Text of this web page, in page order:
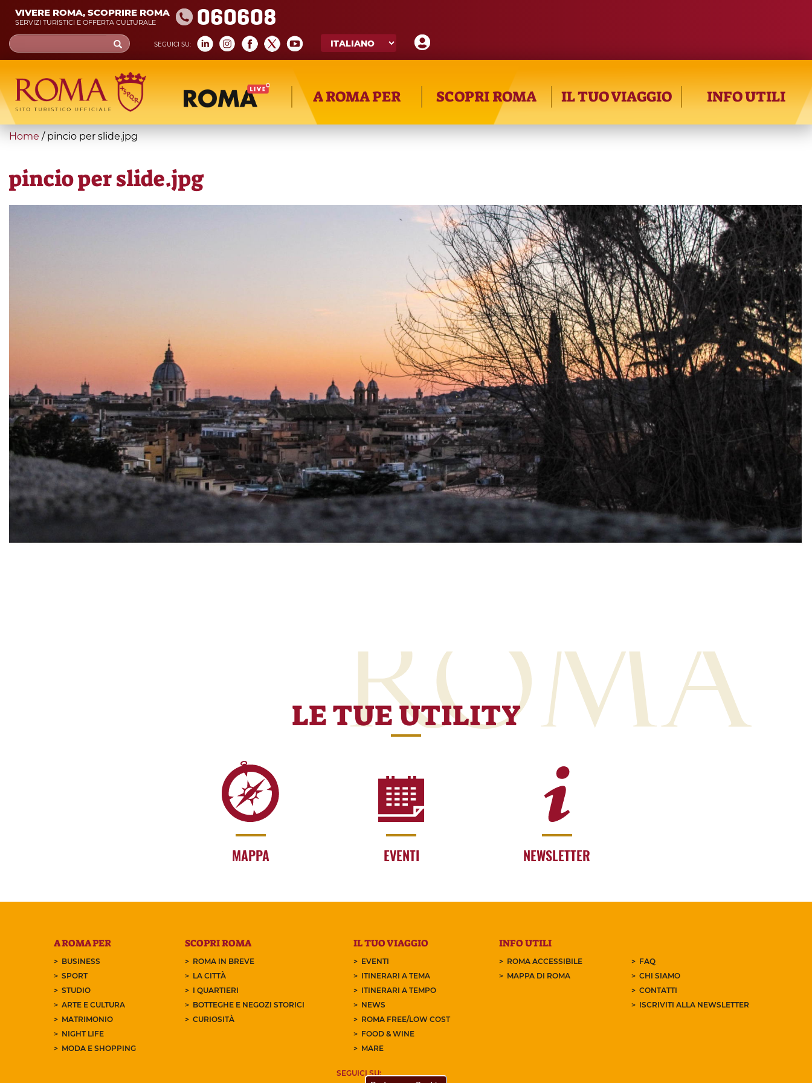
Skip
main
content
VIVERE ROMA, SCOPRIRE ROMA
SERVIZI TURISTICI E OFFERTA CULTURALE 060608
SEGUICI SU:
Search
form
Cerca
A ROMA PER SCOPRI ROMA IL TUO VIAGGIO INFO UTILI
You
here
Home / pincio per slide.jpg
pincio per slide.jpg
LE TUE UTILITY
MAPPA EVENTI NEWSLETTER
A ROMA PER
BUSINESS
SPORT
STUDIO
ARTE E CULTURA
MATRIMONIO
NIGHT LIFE
MODA E SHOPPING
SCOPRI ROMA
ROMA IN BREVE
LA CITTÀ
I QUARTIERI
BOTTEGHE E NEGOZI STORICI
CURIOSITÀ
IL TUO VIAGGIO
EVENTI
ITINERARI A TEMA
ITINERARI A TEMPO
NEWS
ROMA FREE/LOW COST
FOOD & WINE
MARE
INFO UTILI
ROMA ACCESSIBILE
MAPPA DI ROMA
FAQ
CHI SIAMO
CONTATTI
ISCRIVITI ALLA NEWSLETTER
SEGUICI SU: